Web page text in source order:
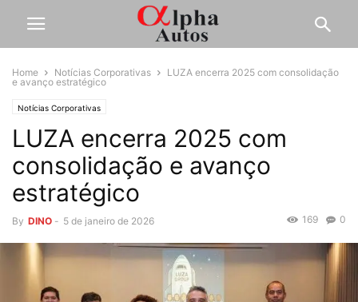
Home Notícias Corporativas
LUZA encerra 2025 com consolidação
e avanço estratégico
Notícias Corporativas
LUZA encerra 2025 com
consolidação e avanço
estratégico
By DINO - 5 de janeiro de 2026 0
169